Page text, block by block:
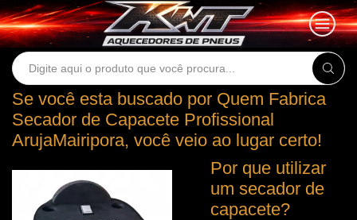
Search
Se você esta buscado por Quem Fabrica
Secador de Capacete Profissional
ArujaMairipora, você veio ao lugar certo!
Por que utilizar
um secador de
capacete?